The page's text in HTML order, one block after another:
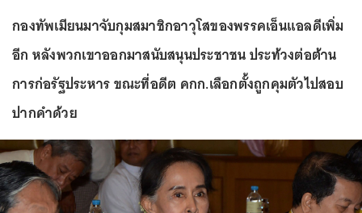
กองทัพเมียนมาจับกุมสมาชิกอาวุโสของพรรคเอ็นแอลดีเพิ่ม
อีก หลังพวกเขาออกมาสนับสนุนประชาชน ประท้วงต่อต้าน
การก่อรัฐประหาร ขณะที่อดีต คกก.เลือกตั้งถูกคุมตัวไปสอบ
ปากคำด้วย